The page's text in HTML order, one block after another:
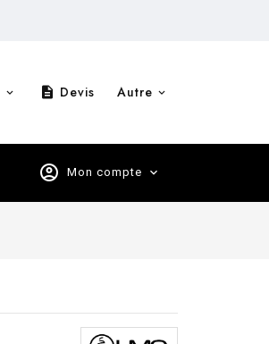
description Devis Autre
account_circle Mon compte expand_more